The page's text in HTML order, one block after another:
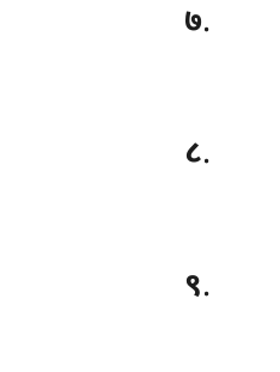
७.
८.
९.